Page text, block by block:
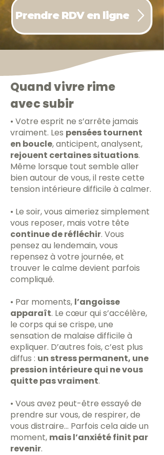
Prendre RDV en ligne
Quand vivre rime
avec subir
• Votre esprit ne s’arrête jamais
vraiment. Les pensées tournent
en boucle, anticipent, analysent,
rejouent certaines situations.
Même lorsque tout semble aller
bien autour de vous, il reste cette
tension intérieure difficile à calmer.
• Le soir, vous aimeriez simplement
vous reposer, mais votre tête
continue de réfléchir. Vous
pensez au lendemain, vous
repensez à votre journée, et
trouver le calme devient parfois
compliqué.
• Par moments, l’angoisse
apparaît. Le cœur qui s’accélère,
le corps qui se crispe, une
sensation de malaise difficile à
expliquer. D’autres fois, c’est plus
diffus : un stress permanent, une
pression intérieure qui ne vous
quitte pas vraiment.
• Vous avez peut-être essayé de
prendre sur vous, de respirer, de
vous distraire… Parfois cela aide un
moment, mais l’anxiété finit par
revenir.